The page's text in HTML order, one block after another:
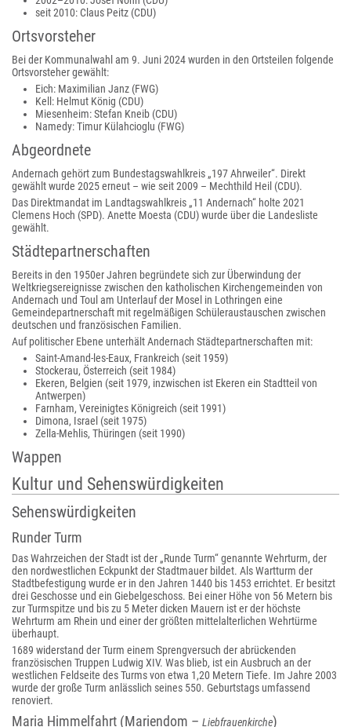
seit 2010: Claus Peitz (CDU)
Ortsvorsteher
Bei der Kommunalwahl am 9. Juni 2024 wurden in den Ortsteilen folgende
Ortsvorsteher gewählt:
Eich: Maximilian Janz (FWG)
Kell: Helmut König (CDU)
Miesenheim: Stefan Kneib (CDU)
Namedy: Timur Külahcioglu (FWG)
Abgeordnete
Andernach gehört zum Bundestagswahlkreis „197 Ahrweiler“. Direkt
gewählt wurde 2025 erneut – wie seit 2009 – Mechthild Heil (CDU).
Das Direktmandat im Landtagswahlkreis „11 Andernach“ holte 2021
Clemens Hoch (SPD). Anette Moesta (CDU) wurde über die Landesliste
gewählt.
Städtepartnerschaften
Bereits in den 1950er Jahren begründete sich zur Überwindung der
Weltkriegsereignisse zwischen den katholischen Kirchengemeinden von
Andernach und Toul am Unterlauf der Mosel in Lothringen eine
Gemeindepartnerschaft mit regelmäßigen Schüleraustauschen zwischen
deutschen und französischen Familien.
Auf politischer Ebene unterhält Andernach Städtepartnerschaften mit:
Saint-Amand-les-Eaux, Frankreich (seit 1959)
Stockerau, Österreich (seit 1984)
Ekeren, Belgien (seit 1979, inzwischen ist Ekeren ein Stadtteil von
Antwerpen)
Farnham, Vereinigtes Königreich (seit 1991)
Dimona, Israel (seit 1975)
Zella-Mehlis, Thüringen (seit 1990)
Wappen
Kultur und Sehenswürdigkeiten
Sehenswürdigkeiten
Runder Turm
Das Wahrzeichen der Stadt ist der „Runde Turm“ genannte Wehrturm, der
den nordwestlichen Eckpunkt der Stadtmauer bildet. Als Wartturm der
Stadtbefestigung wurde er in den Jahren 1440 bis 1453 errichtet. Er besitzt
drei Geschosse und ein Giebelgeschoss. Bei einer Höhe von 56 Metern bis
zur Turmspitze und bis zu 5 Meter dicken Mauern ist er der höchste
Wehrturm am Rhein und einer der größten mittelalterlichen Wehrtürme
überhaupt.
1689 widerstand der Turm einem Sprengversuch der abrückenden
französischen Truppen Ludwig XIV. Was blieb, ist ein Ausbruch an der
westlichen Feldseite des Turms von etwa 1,20 Metern Tiefe. Im Jahre 2003
wurde der große Turm anlässlich seines 550. Geburtstags umfassend
renoviert.
Maria Himmelfahrt (Mariendom – Liebfrauenkirche)